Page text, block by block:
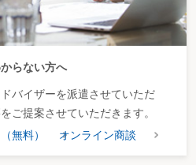
的問題点
撤回の可否
らない方へ
バイザーを派遣させていただ
ご提案させていただきます。
無料）
オンライン商談